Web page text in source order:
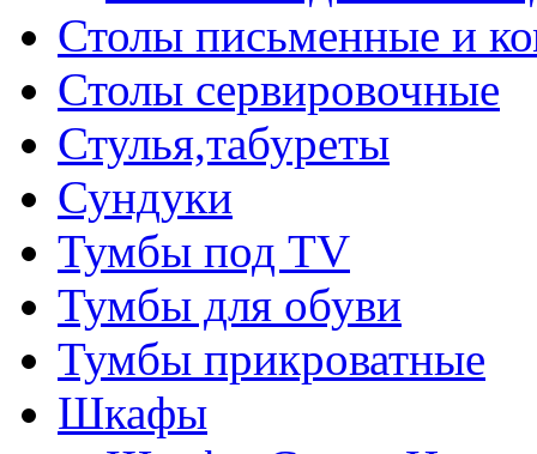
Столы письменные и
Столы сервировочные
Стулья,табуреты
Сундуки
Тумбы под TV
Тумбы для обуви
Тумбы прикроватные
Шкафы